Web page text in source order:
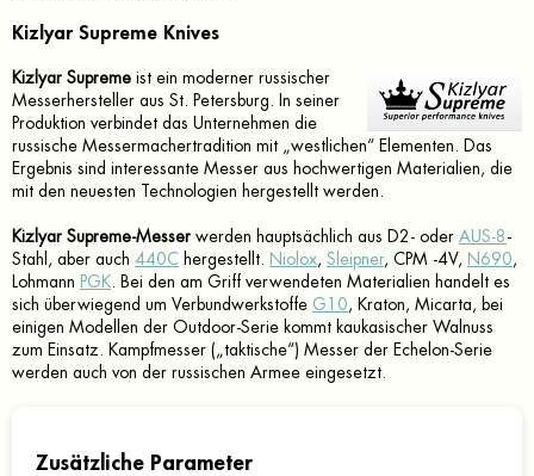
Kizlyar Supreme Knives
Kizlyar Supreme ist ein moderner russischer
Messerhersteller aus St. Petersburg. In seiner
Produktion verbindet das Unternehmen die
russische Messermachertradition mit „westlichen“ Elementen. Das
Ergebnis sind interessante Messer aus hochwertigen Materialien, die
mit den neuesten Technologien hergestellt werden.
Kizlyar Supreme-Messer werden hauptsächlich aus D2- oder AUS-8 -
Stahl, aber auch 440C hergestellt. Niolox, Sleipner, CPM -4V, N690 ,
Lohmann PGK . Bei den am Griff verwendeten Materialien handelt es
sich überwiegend um Verbundwerkstoffe G10 , Kraton, Micarta, bei
einigen Modellen der Outdoor-Serie kommt kaukasischer Walnuss
zum Einsatz. Kampfmesser („taktische“) Messer der Echelon-Serie
werden auch von der russischen Armee eingesetzt.
Zusätzliche Parameter